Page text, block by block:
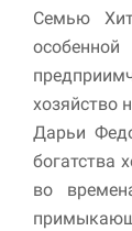
Семью
хозяйство
Дарьи
богатства
во